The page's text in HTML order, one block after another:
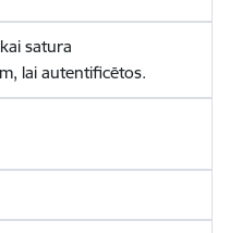
satura
lai autentificētos.